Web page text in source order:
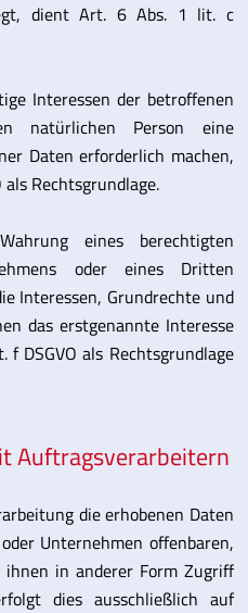
dient Art. 6 Abs. 1 lit. c
Interessen der betroffenen
natürlichen Person eine
Daten erforderlich machen,
Rechtsgrundlage.
eines berechtigten
oder eines Dritten
Interessen, Grundrechte und
das erstgenannte Interesse
DSGVO als Rechtsgrundlage
Auftragsverarbeitern
die erhobenen Daten
Unternehmen offenbaren,
in anderer Form Zugriff
dies ausschließlich auf